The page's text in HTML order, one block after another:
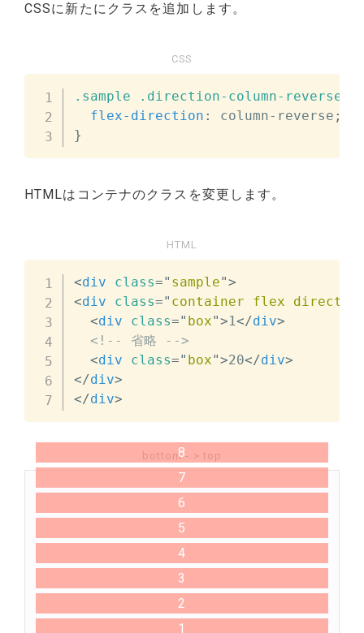
CSSに新たにクラスを追加します。
CSS
.sample .direction-column-reverse
flex-direction : column-reverse ;
}
HTMLはコンテナのクラスを変更します。
HTML
<div class=" sample">
<div class=" container flex
<div class=" box">1</div>
<!-- 省略 -->
<div class=" box">20</div>
</div>
</div>
bottom - > top
1
2
3
4
5
6
7
8